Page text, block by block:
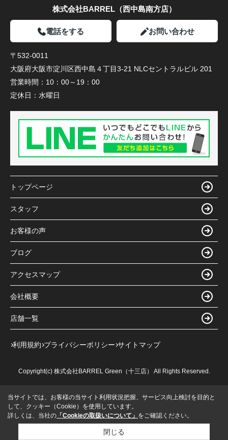
株式会社BARREL（西中島南方店）
電話をする お問い合わせ
〒532-0011
大阪府大阪市淀川区西中島４丁目3-21 NLCセントラルビル 201
営業時間： 10：00～19：00
定休日： 水曜日
トップページ
スタッフ
お客様の声
ブログ
アクセスマップ
会社概要
店舗一覧
利用規約 プライバシーポリシー サイトマップ
Copyright(c) 株式会社BARREL Green（十三店） All Rights Reserved.
当サイトでは、お客様の当サイト利用状況把握、サービス向上検討を目的と
して、クッキー（Cookie）を使用しています。
詳しくは、当社の 「Cookieの取扱いについて」 をご確認ください。
閉じる